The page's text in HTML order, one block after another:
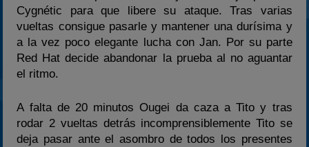
Cygnétic para que libere su ataque. Tras varias
vueltas consigue pasarle y mantener una durísima y
a la vez poco elegante lucha con Jan. Por su parte
Red Hat decide abandonar la prueba al no aguantar
el ritmo.
A falta de 20 minutos Ougei da caza a Tito y tras
rodar 2 vueltas detrás incomprensiblemente Tito se
deja pasar ante el asombro de todos los presentes